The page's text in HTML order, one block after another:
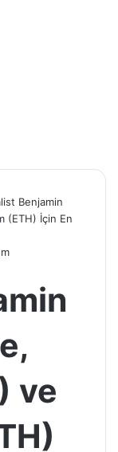
Benjamin
(ETH) İçin En
ve